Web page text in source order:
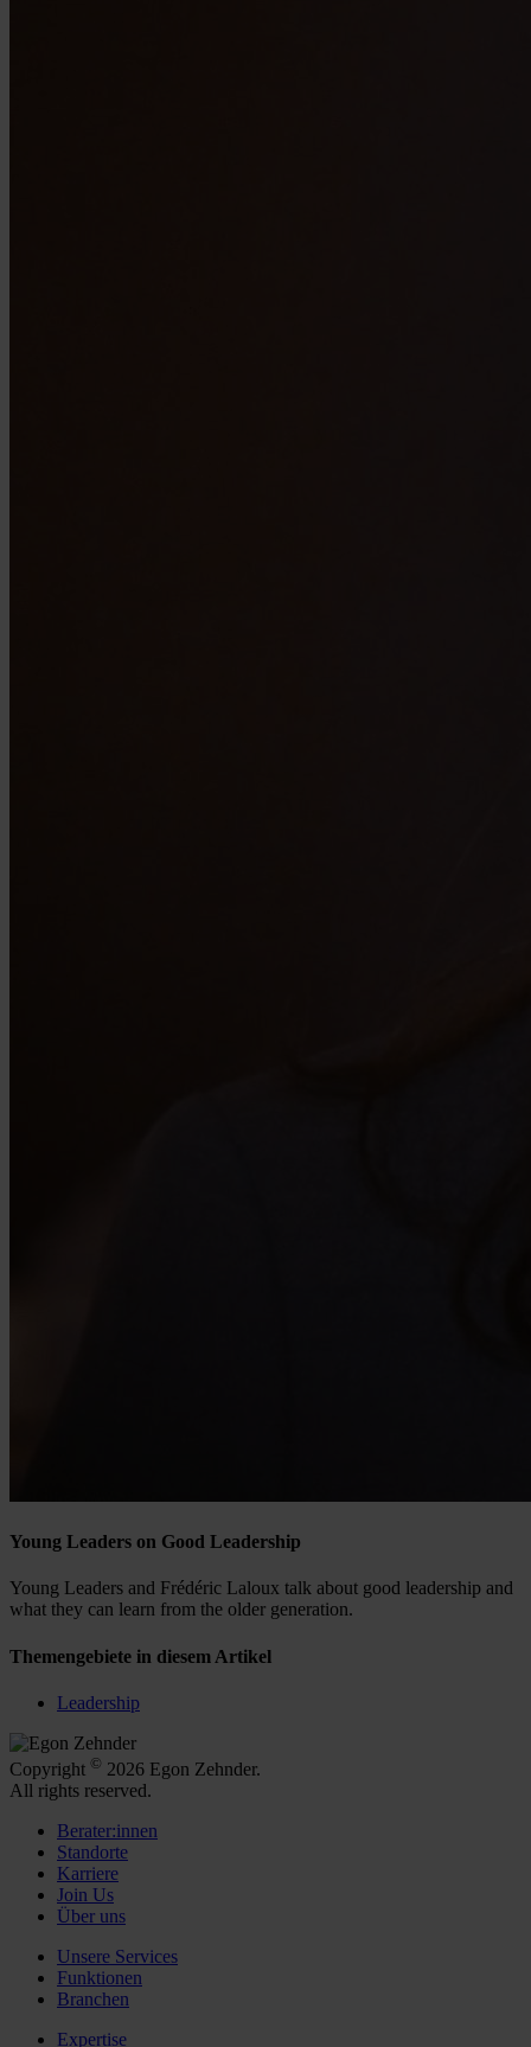
Young Leaders on Good Leadership
Young Leaders and Frédéric Laloux talk about good leadership and
what they can learn from the older generation.
Themengebiete in diesem Artikel
Leadership
Copyright © 2026 Egon Zehnder.
All rights reserved.
Berater:innen
Standorte
Karriere
Join Us
Über uns
Unsere Services
Funktionen
Branchen
Expertise